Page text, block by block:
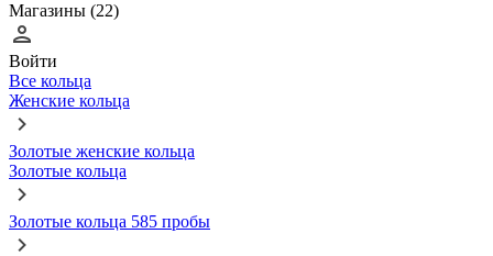
Магазины (22)
Войти
Все кольца
Женские кольца
Золотые женские кольца
Золотые кольца
Золотые кольца 585 пробы